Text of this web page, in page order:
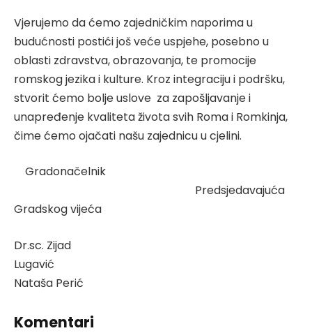
Vjerujemo da ćemo zajedničkim naporima u
budućnosti postići još veće uspjehe, posebno u
oblasti zdravstva, obrazovanja, te promocije
romskog jezika i kulture. Kroz integraciju i podršku,
stvorit ćemo bolje uslove za zapošljavanje i
unapređenje kvaliteta života svih Roma i Romkinja,
čime ćemo ojačati našu zajednicu u cjelini.
Gradonačelnik
Predsjedavajuća
Gradskog vijeća
Dr.sc. Zijad
Lugavić
Nataša Perić
Komentari